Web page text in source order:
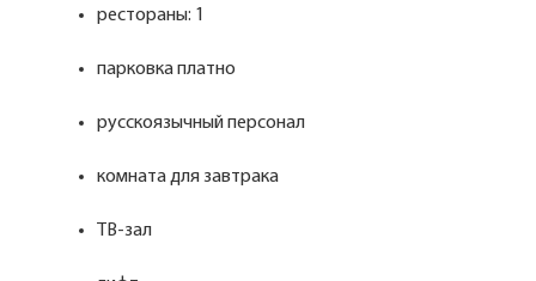
рестораны: 1
парковка платно
русскоязычный персонал
комната для завтрака
ТВ-зал